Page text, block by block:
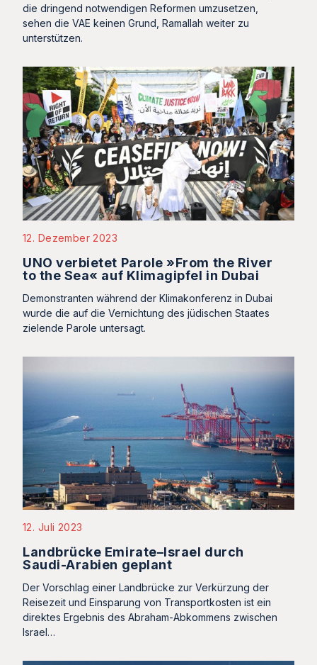
die dringend notwendigen Reformen umzusetzen,
sehen die VAE keinen Grund, Ramallah weiter zu
unterstützen.
12. Dezember 2023
UNO verbietet Parole »From the River
to the Sea« auf Klimagipfel in Dubai
Demonstranten während der Klimakonferenz in Dubai
wurde die auf die Vernichtung des jüdischen Staates
zielende Parole untersagt.
12. Juli 2023
Landbrücke Emirate–Israel durch
Saudi-Arabien geplant
Der Vorschlag einer Landbrücke zur Verkürzung der
Reisezeit und Einsparung von Transportkosten ist ein
direktes Ergebnis des Abraham-Abkommens zwischen
Israel…